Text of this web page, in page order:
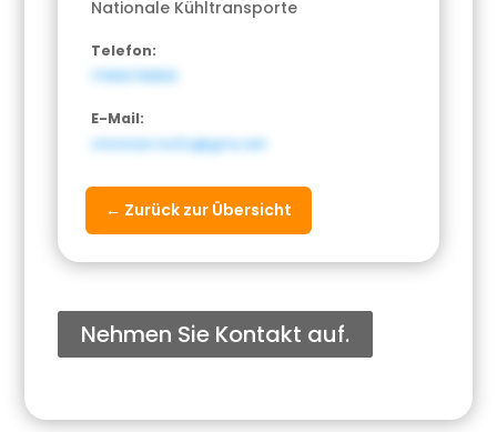
Nationale Kühltransporte
Telefon:
17656781833
E-Mail:
christian.holtz@gmx.net
← Zurück zur Übersicht
Nehmen Sie Kontakt auf.